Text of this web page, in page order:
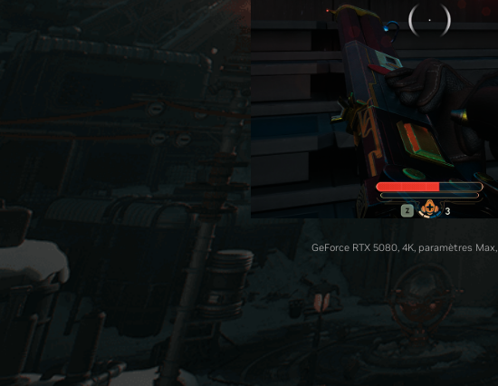
GeForce RTX 5080, 4K, paramètres